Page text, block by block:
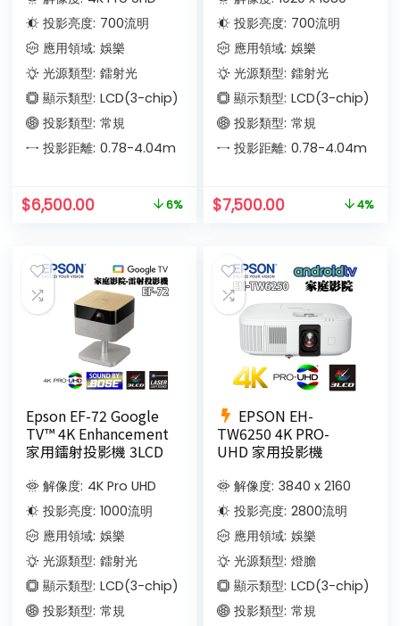
投影亮度: 700流明
應用領域: 娛樂
光源類型: 鐳射光
顯示類型: LCD(3-chip)
投影類型: 常規
投影距離: 0.78-4.04m
$6,500.00 6%
投影亮度: 700流明
應用領域: 娛樂
光源類型: 鐳射光
顯示類型: LCD(3-chip)
投影類型: 常規
投影距離: 0.78-4.04m
$7,500.00 4%
Epson EF-72 Google
TV™ 4K Enhancement
家用鐳射投影機 3LCD
解像度: 4K Pro UHD
投影亮度: 1000流明
應用領域: 娛樂
光源類型: 鐳射光
顯示類型: LCD(3-chip)
投影類型: 常規
EPSON EH-
TW6250 4K PRO-
UHD 家用投影機
解像度: 3840 x 2160
投影亮度: 2800流明
應用領域: 娛樂
光源類型: 燈膽
顯示類型: LCD(3-chip)
投影類型: 常規